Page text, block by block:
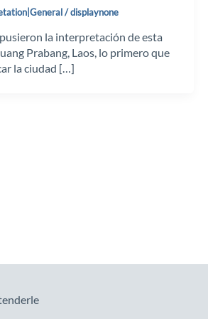
/displaynone
la interpretación de esta
Prabang, Laos, lo primero que
la ciudad […]